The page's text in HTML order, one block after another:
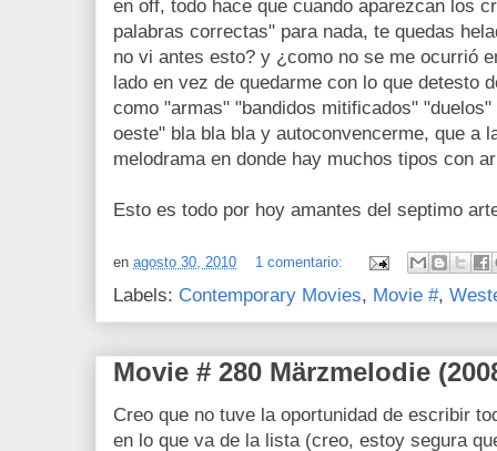
en off, todo hace que cuando aparezcan los
palabras correctas" para nada, te quedas
no vi antes esto? y ¿como no se me ocurrió
lado en vez de quedarme con lo que detesto
como "armas" "bandidos mitificados"
oeste" bla bla bla y autoconvencerme, que a
melodrama en donde hay muchos tipos con
Esto es todo por hoy amantes del septimo
en agosto 30, 2010 1 comentario:
Labels: Contemporary Movies, Movie #,
Movie # 280 Märzmelodie
Creo que no tuve la oportunidad de escribir
en lo que va de la lista (creo, estoy segura